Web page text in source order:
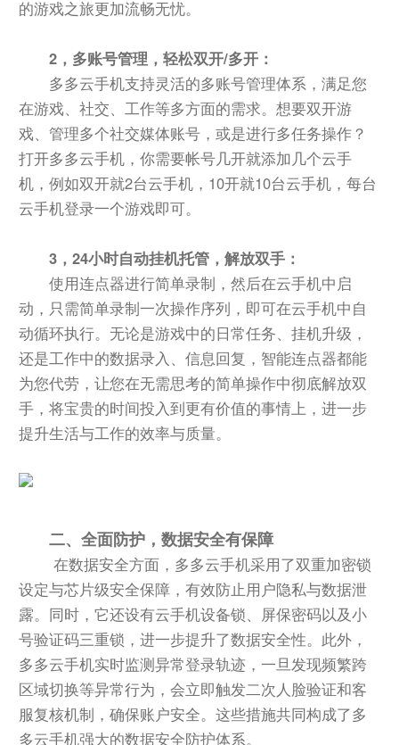
的游戏之旅更加流畅无忧。
2，多账号管理，轻松双开/多开：
多多云手机支持灵活的多账号管理体系，满足您
在游戏、社交、工作等多方面的需求。想要双开游
戏、管理多个社交媒体账号，或是进行多任务操作？
打开多多云手机，你需要帐号几开就添加几个云手
机，例如双开就2台云手机，10开就10台云手机，每台
云手机登录一个游戏即可。
3，24小时自动挂机托管，解放双手：
使用连点器进行简单录制，然后在云手机中启
动，只需简单录制一次操作序列，即可在云手机中自
动循环执行。无论是游戏中的日常任务、挂机升级，
还是工作中的数据录入、信息回复，智能连点器都能
为您代劳，让您在无需思考的简单操作中彻底解放双
手，将宝贵的时间投入到更有价值的事情上，进一步
提升生活与工作的效率与质量。
二、全面防护，数据安全有保障
在数据安全方面，多多云手机采用了双重加密锁
设定与芯片级安全保障，有效防止用户隐私与数据泄
露。同时，它还设有云手机设备锁、屏保密码以及小
号验证码三重锁，进一步提升了数据安全性。此外，
多多云手机实时监测异常登录轨迹，一旦发现频繁跨
区域切换等异常行为，会立即触发二次人脸验证和客
服复核机制，确保账户安全。这些措施共同构成了多
多云手机强大的数据安全防护体系。